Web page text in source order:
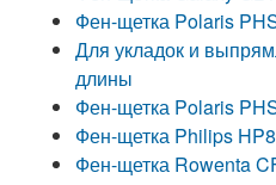
Фен-щетка Polaris
Для укладок и
длины
Фен-щетка Polaris
Фен-щетка Philips
Фен-щетка Rowenta